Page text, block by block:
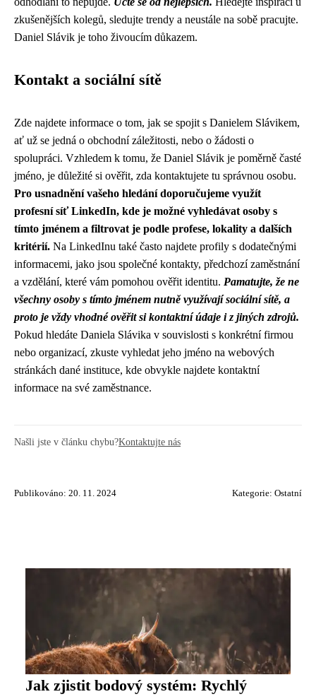
zkušenějších kolegů, sledujte trendy a neustále na sobě pracujte.
Daniel Slávik je toho živoucím důkazem.
Kontakt a sociální sítě
Zde najdete informace o tom, jak se spojit s Danielem Slávikem,
ať už se jedná o obchodní záležitosti, nebo o žádosti o
spolupráci. Vzhledem k tomu, že Daniel Slávik je poměrně časté
jméno, je důležité si ověřit, zda kontaktujete tu správnou osobu.
Pro usnadnění vašeho hledání doporučujeme využít
profesní síť LinkedIn, kde je možné vyhledávat osoby s
tímto jménem a filtrovat je podle profese, lokality a dalších
kritérií. Na LinkedInu také často najdete profily s dodatečnými
informacemi, jako jsou společné kontakty, předchozí zaměstnání
a vzdělání, které vám pomohou ověřit identitu. Pamatujte, že ne
všechny osoby s tímto jménem nutně využívají sociální sítě, a
proto je vždy vhodné ověřit si kontaktní údaje i z jiných zdrojů.
Pokud hledáte Daniela Slávika v souvislosti s konkrétní firmou
nebo organizací, zkuste vyhledat jeho jméno na webových
stránkách dané instituce, kde obvykle najdete kontaktní
informace na své zaměstnance.
Našli jste v článku chybu?Kontaktujte nás
Publikováno: 20. 11. 2024 Kategorie: Ostatní
Jak zjistit bodový systém: Rychlý